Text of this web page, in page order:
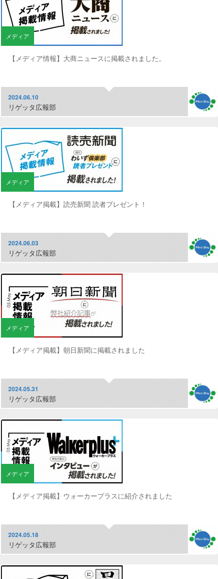
メディア
【メディア情報】大商ニュースに掲載されました。
2024.06.10
リゲッタ広報部
メディア
【メディア掲載】読売新聞 読者プレゼント！
2024.06.03
リゲッタ広報部
メディア
【メディア掲載】朝日新聞に掲載されました
2024.05.31
リゲッタ広報部
メディア
【メディア掲載】ウォーカープラスに紹介されました
2024.05.18
リゲッタ広報部